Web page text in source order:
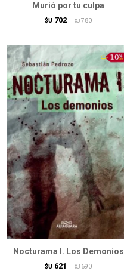
Murió por tu culpa
$U 702 $U 780
Nocturama I. Los Demonios
$U 621 $U 690